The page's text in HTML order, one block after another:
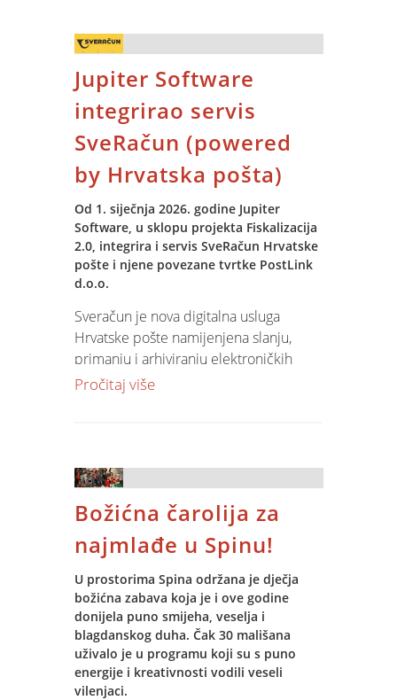
Jupiter Software
integrirao servis
SveRačun (powered
by Hrvatska pošta)
Od 1. siječnja 2026. godine Jupiter
Software, u sklopu projekta Fiskalizacija
2.0, integrira i servis SveRačun Hrvatske
pošte i njene povezane tvrtke PostLink
d.o.o.
Sveračun je nova digitalna usluga
Hrvatske pošte namijenjena slanju,
primanju i arhiviranju elektroničkih
(digitalnih) računa za poduzetnike i
moderne zakonske zahtjeve
digitalizacije poslovanja, posebno u
kontekstu Fiskalizacije 2.0 — reforme
koja zahtijeva obveznicima PDV-a i
drugim poslovnim subjektima
automatsko prijavljivanje i obradu
računa u digitalnom obliku.
Pročitaj više
Božićna čarolija za
najmlađe u Spinu!
U prostorima Spina održana je dječja
božićna zabava koja je i ove godine
donijela puno smijeha, veselja i
blagdanskog duha. Čak 30 mališana
uživalo je u programu koji su s puno
energije i kreativnosti vodili veseli
vilenjaci.